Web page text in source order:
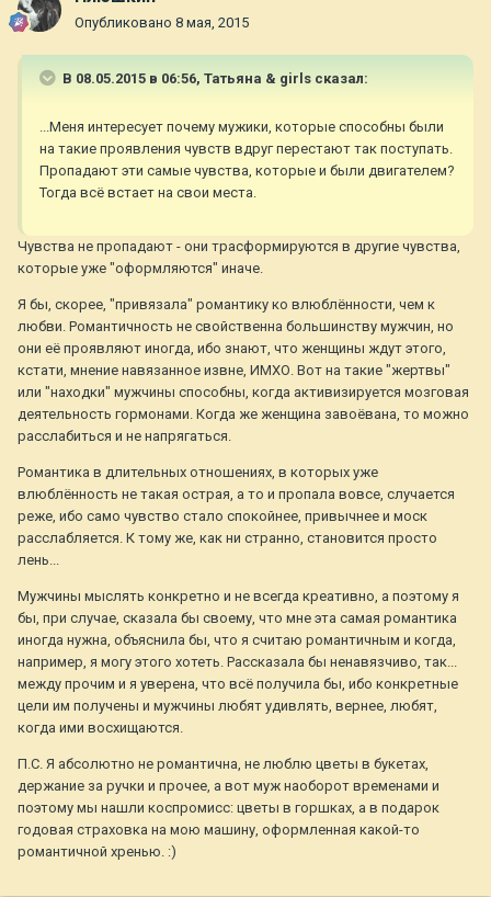
Опубликовано 8 мая, 2015
В 08.05.2015 в 06:56, Татьяна & girls сказал:
...Меня интересует почему мужики, которые способны были
на такие проявления чувств вдруг перестают так поступать.
Пропадают эти самые чувства, которые и были двигателем?
Тогда всё встает на свои места.
Чувства не пропадают - они трасформируются в другие чувства,
которые уже "оформляются" иначе.
Я бы, скорее, "привязала" романтику ко влюблённости, чем к
любви. Романтичность не свойственна большинству мужчин, но
они её проявляют иногда, ибо знают, что женщины ждут этого,
кстати, мнение навязанное извне, ИМХО. Вот на такие "жертвы"
или "находки" мужчины способны, когда активизируется мозговая
деятельность гормонами. Когда же женщина завоёвана, то можно
расслабиться и не напрягаться.
Романтика в длительных отношениях, в которых уже
влюблённость не такая острая, а то и пропала вовсе, случается
реже, ибо само чувство стало спокойнее, привычнее и моск
расслабляется. К тому же, как ни странно, становится просто
лень...
Мужчины мыслять конкретно и не всегда креативно, а поэтому я
бы, при случае, сказала бы своему, что мне эта самая романтика
иногда нужна, объяснила бы, что я считаю романтичным и когда,
например, я могу этого хотеть. Рассказала бы ненавязчиво, так...
между прочим и я уверена, что всё получила бы, ибо конкретные
цели им получены и мужчины любят удивлять, вернее, любят,
когда ими восхищаются.
П.С. Я абсолютно не романтична, не люблю цветы в букетах,
держание за ручки и прочее, а вот муж наоборот временами и
поэтому мы нашли коспромисс: цветы в горшках, а в подарок
годовая страховка на мою машину, оформленная какой-то
романтичной хренью. :)